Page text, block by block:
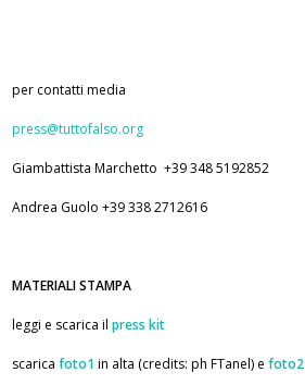
per contatti media
press@tuttofalso.org
Giambattista Marchetto +39 348 5192852
Andrea Guolo +39 338 2712616
MATERIALI STAMPA
leggi e scarica il press kit
scarica foto1 in alta (credits: ph FTanel) e foto2